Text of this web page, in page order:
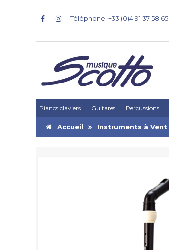
Téléphone: +33 (0)4 91 37 58 65
Pianos claviers Guitares Percussions
Accueil Instruments à Vent